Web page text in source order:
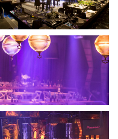
בחלון
פופאפ
לחצו
לפתיחת
הגלריה
פופאפ
לחצו
לפתיחת